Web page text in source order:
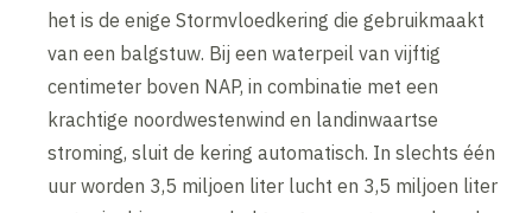
het is de enige Stormvloedkering die gebruikmaakt
van een balgstuw. Bij een waterpeil van vijftig
centimeter boven NAP, in combinatie met een
krachtige noordwestenwind en landinwaartse
stroming, sluit de kering automatisch. In slechts één
uur worden 3,5 miljoen liter lucht en 3,5 miljoen liter